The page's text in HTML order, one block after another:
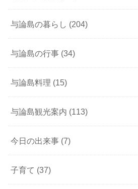
与論島の暮らし (204)
与論島の行事 (34)
与論島料理 (15)
与論島観光案内 (113)
今日の出来事 (7)
子育て (37)